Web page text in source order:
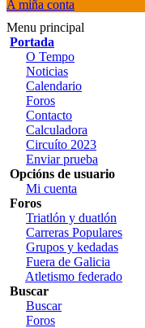
A miña conta
Menu principal
Portada
O Tempo
Noticias
Calendario
Foros
Contacto
Calculadora
Circuíto 2023
Enviar prueba
Opcións de usuario
Mi cuenta
Foros
Triatlón y duatlón
Carreras Populares
Grupos y kedadas
Fuera de Galicia
Atletismo federado
Buscar
Buscar
Foros